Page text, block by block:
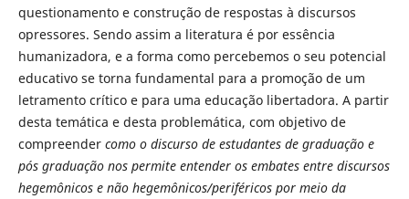
questionamento e construção de respostas à discursos
opressores. Sendo assim a literatura é por essência
humanizadora, e a forma como percebemos o seu potencial
educativo se torna fundamental para a promoção de um
letramento crítico e para uma educação libertadora. A partir
desta temática e desta problemática, com objetivo de
compreendercomo o discurso de estudantes de graduação e
pós graduação nos permite entender os embates entre discursos
hegemônicos e não hegemônicos/periféricos por meio da